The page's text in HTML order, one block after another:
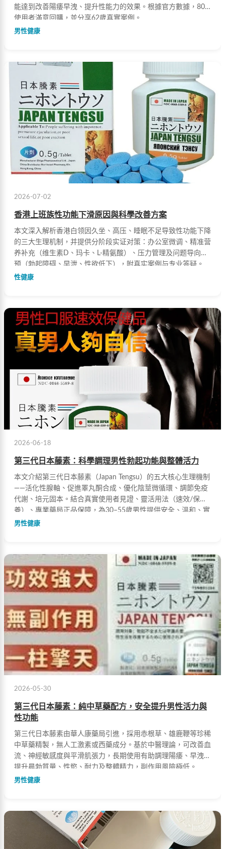
能達到改善陽痿早洩、提升性能力的效果。根據官方數據，80%
使用者滿意回購，並分享62歲真實案例。
男性健康
2026-07-02
香港上班族性功能下滑原因與科學改善方案
本文深入解析香港白领因久坐、高压、睡眠不足导致性功能下降
的三大生理机制，并提供分阶段实证对策：办公室微调、精准营
养补充（维生素D、玛卡、L-精氨酸）、压力管理及问题导向干
预（勃起障碍、早泄、性欲低下），附真实案例与专业答疑。
性健康
2026-06-18
第三代日本藤素：科學調理男性勃起功能與整體活力
本文介紹第三代日本藤素（Japan Tengsu）的五大核心生理機制
——活化性腺軸、促進睪丸酮合成、優化陰莖微循環、調節免疫
代謝、培元固本。結合真實使用者見證、靈活用法（速效/保
養）、專業藥局正品保障，為30–55歲男性提供安全、溫和、實
證支持的健康方案。
男性健康
2026-05-30
第三代日本藤素：純中草藥配方，安全提升男性活力與
性功能
第三代日本藤素由華人康藥局引進，採用赤根草、雄鹿鞭等珍稀
中草藥精製，無人工激素或西藥成分。基於中醫理論，可改善血
流、神經敏感度與平滑肌張力，長期使用有助調理陽痿、早洩，
提升晨勃質量、性慾、耐力及整體精力，副作用風險極低。
男性健康